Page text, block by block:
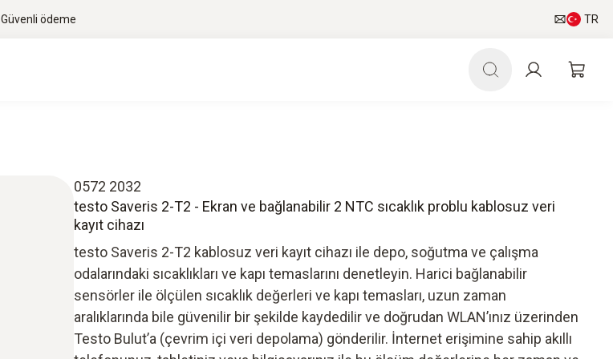
Güvenli ödeme TR
0572 2032
testo Saveris 2-T2 - Ekran ve bağlanabilir 2 NTC sıcaklık problu kablosuz veri
kayıt cihazı
testo Saveris 2-T2 kablosuz veri kayıt cihazı ile depo, soğutma ve çalışma
odalarındaki sıcaklıkları ve kapı temaslarını denetleyin. Harici bağlanabilir
sensörler ile ölçülen sıcaklık değerleri ve kapı temasları, uzun zaman
aralıklarında bile güvenilir bir şekilde kaydedilir ve doğrudan WLAN’ınız üzerinden
Testo Bulut’a (çevrim içi veri depolama) gönderilir. İnternet erişimine sahip akıllı